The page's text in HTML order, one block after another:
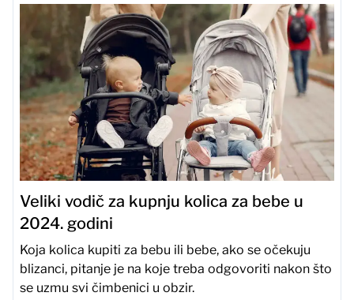
Veliki vodič za kupnju kolica za bebe u
2024. godini
Koja kolica kupiti za bebu ili bebe, ako se očekuju
blizanci, pitanje je na koje treba odgovoriti nakon što
se uzmu svi čimbenici u obzir.